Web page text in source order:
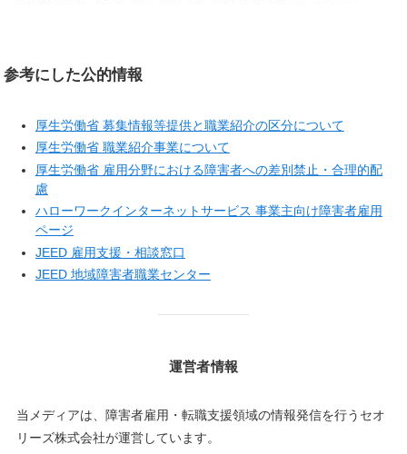
参考にした公的情報
厚生労働省 募集情報等提供と職業紹介の区分について
厚生労働省 職業紹介事業について
厚生労働省 雇用分野における障害者への差別禁止・合理的配
慮
ハローワークインターネットサービス 事業主向け障害者雇用
ページ
JEED 雇用支援・相談窓口
JEED 地域障害者職業センター
運営者情報
当メディアは、障害者雇用・転職支援領域の情報発信を行うセオ
リーズ株式会社が運営しています。